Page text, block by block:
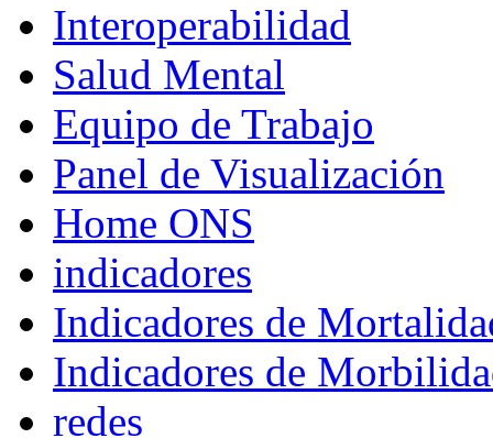
Interoperabilidad
Salud Mental
Equipo de Trabajo
Panel de Visualización
Home ONS
indicadores
Indicadores de
Indicadores de
redes